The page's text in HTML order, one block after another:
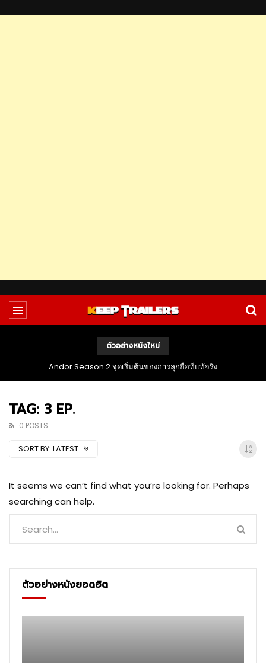
ตัวอย่างหนังใหม่
Andor Season 2 จุดเริ่มต้นของการลุกฮือที่แท้จริง
TAG: 3 EP.
0 POSTS
SORT BY: LATEST
It seems we can’t find what you’re looking for. Perhaps
searching can help.
ตัวอย่างหนังยอดฮิต